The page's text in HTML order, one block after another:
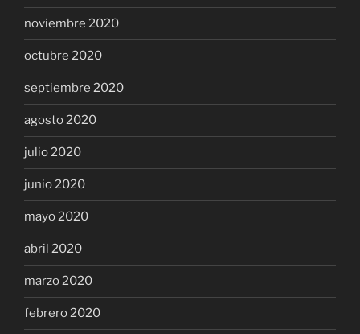
noviembre 2020
octubre 2020
septiembre 2020
agosto 2020
julio 2020
junio 2020
mayo 2020
abril 2020
marzo 2020
febrero 2020